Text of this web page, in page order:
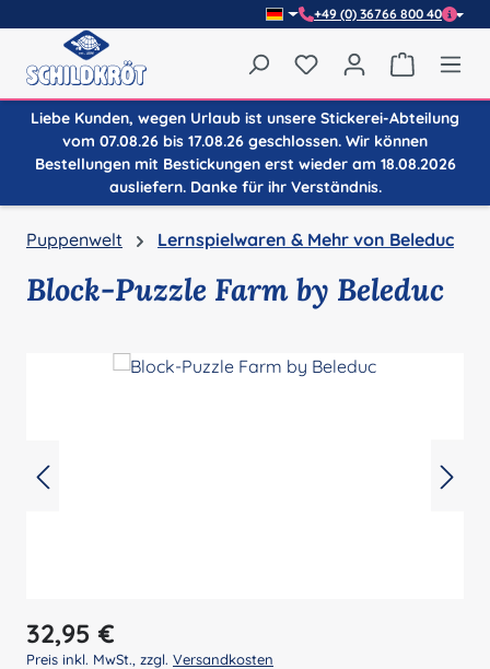
+49 (0) 36766 800 40
Du hast 0 Produkte
Liebe Kunden, wegen Urlaub ist unsere Stickerei-Abteilung
vom 07.08.26 bis 17.08.26 geschlossen. Wir können
Bestellungen mit Bestickungen erst wieder am 18.08.2026
ausliefern. Danke für ihr Verständnis.
Puppenwelt Lernspielwaren & Mehr von Beleduc
Block-Puzzle Farm by Beleduc
Regulärer Preis:
32,95 €
Preis inkl. MwSt., zzgl. Versandkosten